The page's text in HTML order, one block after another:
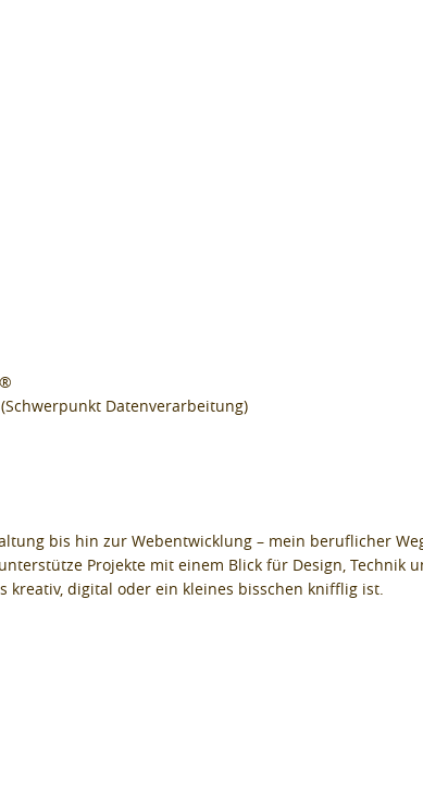
Datenverarbeitung)
bis hin zur Webentwicklung – mein beruflicher
Projekte mit einem Blick für Design, Technik
digital oder ein kleines bisschen knifflig ist.